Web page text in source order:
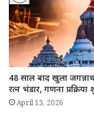
48 साल बाद खुला
रत्न भंडार, गणना
April 13, 2026